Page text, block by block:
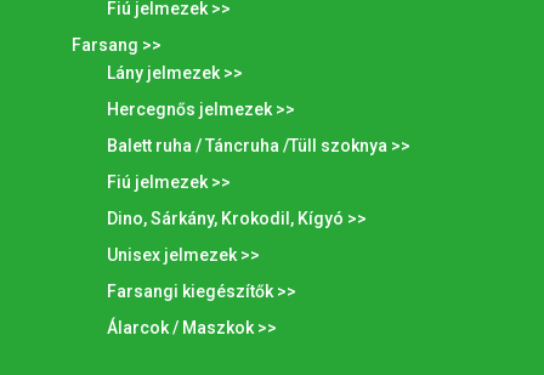
Fiú jelmezek >>
Farsang >>
Lány jelmezek >>
Hercegnős jelmezek >>
Balett ruha / Táncruha /Tüll szoknya >>
Fiú jelmezek >>
Dino, Sárkány, Krokodil, Kígyó >>
Unisex jelmezek >>
Farsangi kiegészítők >>
Álarcok / Maszkok >>